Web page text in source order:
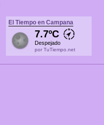
El Tiempo en Campana
7.7ºC
Despejado
por TuTiempo.net